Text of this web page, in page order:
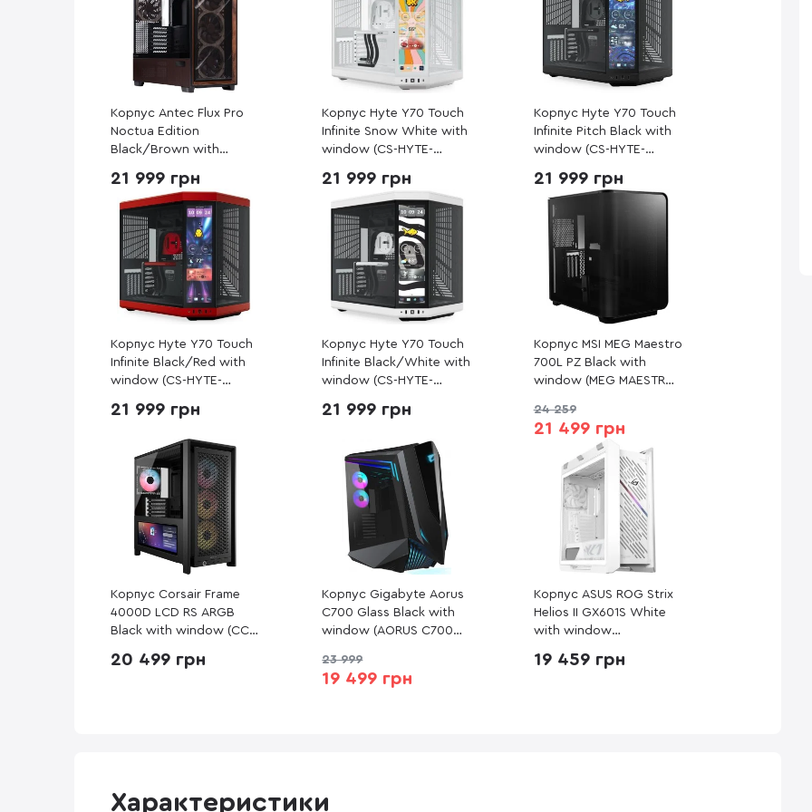
Корпус Antec Flux Pro
Noctua Edition
Black/Brown with
Noctua Edition)
21 999 грн
Корпус Hyte Y70 Touch
Infinite Snow White with
window (CS-HYTE-
21 999 грн
Корпус Hyte Y70 Touch
Infinite Pitch Black with
window (CS-HYTE-
21 999 грн
Корпус Hyte Y70 Touch
Infinite Black/Red with
window (CS-HYTE-
21 999 грн
Корпус Hyte Y70 Touch
Infinite Black/White with
window (CS-HYTE-
21 999 грн
Корпус MSI MEG Maestro
700L PZ Black with
window (MEG MAESTRO
24 259
21 499 грн
Корпус Corsair Frame
4000D LCD RS ARGB
Black with window (CC-
20 499 грн
Корпус Gigabyte Aorus
C700 Glass Black with
window (AORUS C700
23 999
19 499 грн
Корпус ASUS ROG Strix
Helios II GX601S White
with window
19 459 грн
Характеристики